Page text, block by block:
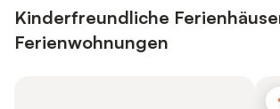
Kinderfreundliche
Ferienwohnungen